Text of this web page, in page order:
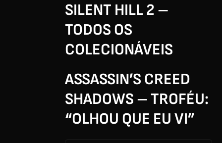
SILENT HILL 2 –
TODOS OS
COLECIONÁVEIS
ASSASSIN’S CREED
SHADOWS – TROFÉU:
“OLHOU QUE EU VI”